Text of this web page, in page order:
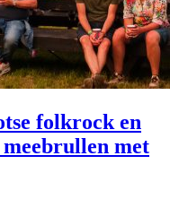
folkrock en
met